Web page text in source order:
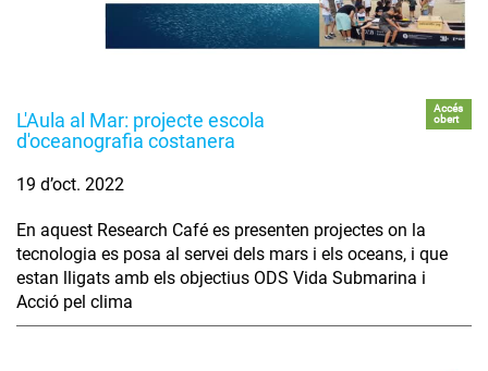
L'Aula al Mar: projecte escola
d'oceanografia costanera
Accés
obert
19 d’oct. 2022
En aquest Research Café es presenten projectes on la
tecnologia es posa al servei dels mars i els oceans, i que
estan lligats amb els objectius ODS Vida Submarina i
Acció pel clima